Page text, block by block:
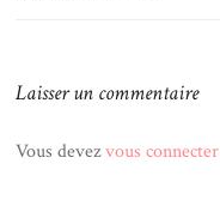
Laisser un commentaire
Vous devezvous connecter